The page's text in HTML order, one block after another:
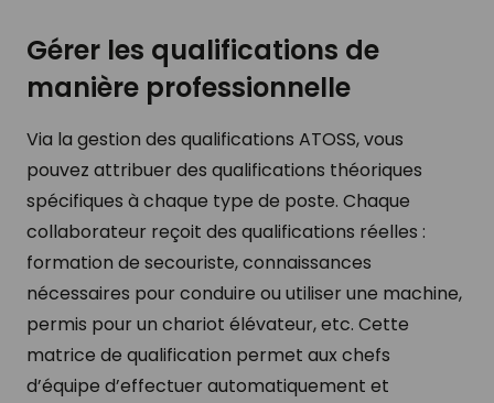
Gérer les qualifications de
manière professionnelle
Via la gestion des qualifications ATOSS, vous
pouvez attribuer des qualifications théoriques
spécifiques à chaque type de poste. Chaque
collaborateur reçoit des qualifications réelles :
formation de secouriste, connaissances
nécessaires pour conduire ou utiliser une machine,
permis pour un chariot élévateur, etc. Cette
matrice de qualification permet aux chefs
d’équipe d’effectuer automatiquement et